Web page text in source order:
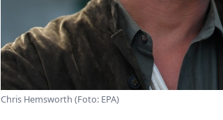
Chris Hemsworth (Foto: EPA)